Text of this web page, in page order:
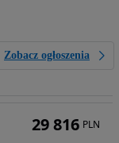
Zobacz ogłoszenia
29 816 PLN